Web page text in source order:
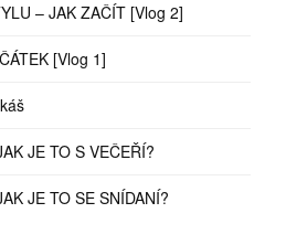
– JAK ZAČÍT [Vlog 2]
[Vlog 1]
JE TO S VEČEŘÍ?
JE TO SE SNÍDANÍ?